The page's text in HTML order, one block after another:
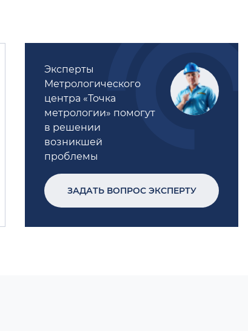
Эксперты
Метрологического
центра «Точка
метрологии» помогут
в решении
возникшей
проблемы
ЗАДАТЬ ВОПРОС ЭКСПЕРТУ